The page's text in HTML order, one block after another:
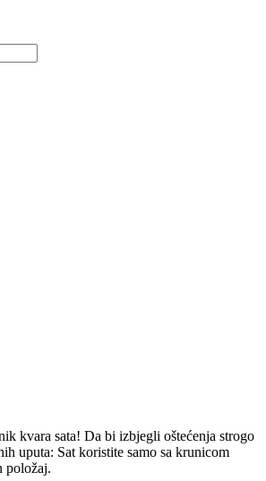
kvara sata! Da bi izbjegli oštećenja strogo
uputa: Sat koristite samo sa krunicom
položaj.